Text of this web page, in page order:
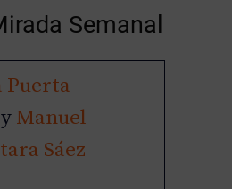
Semanal
Puerta
y Manuel
Sáez